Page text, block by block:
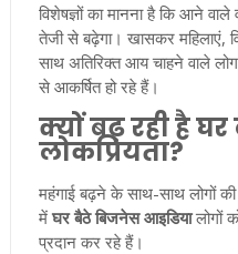
विशेषज्ञों का मानना है कि आने
तेजी से बढ़ेगा। खासकर महिलाएं,
साथ अतिरिक्त आय चाहने वाले लोग
से आकर्षित हो रहे हैं।
क्यों बढ़ रही है
लोकप्रियता?
महंगाई बढ़ने के साथ-साथ लोगों
में घर बैठे बिजनेस आइडियालोगों
प्रदान कर रहे हैं।